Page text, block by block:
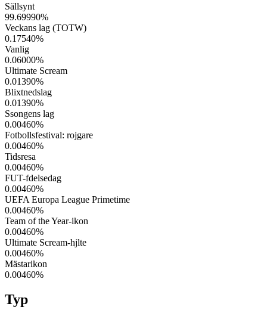
Sällsynt
99.69990%
Veckans lag (TOTW)
0.17540%
Vanlig
0.06000%
Ultimate Scream
0.01390%
Blixtnedslag
0.01390%
Ssongens lag
0.00460%
Fotbollsfestival: rojgare
0.00460%
Tidsresa
0.00460%
FUT-fdelsedag
0.00460%
UEFA Europa League Primetime
0.00460%
Team of the Year-ikon
0.00460%
Ultimate Scream-hjlte
0.00460%
Mästarikon
0.00460%
Typ